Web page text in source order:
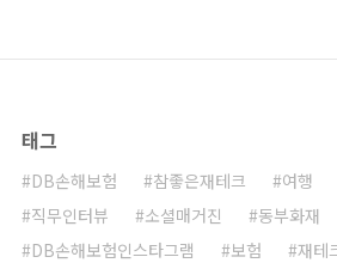
태그
DB손해보험 참좋은재테크 여행
직무인터뷰
소셜매거진 동부화재
DB손해보험인스타그램
보험 재테